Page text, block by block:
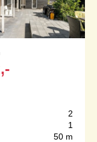
2
1
50 m